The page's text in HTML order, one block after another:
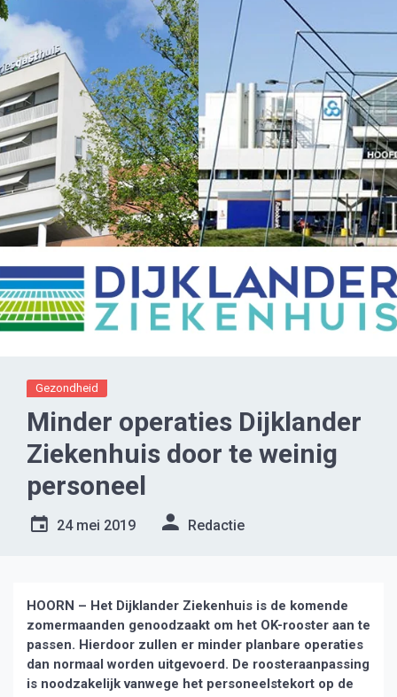
Gezondheid
Minder operaties Dijklander
Ziekenhuis door te weinig
personeel
24 mei 2019 Redactie
HOORN – Het Dijklander Ziekenhuis is de komende
zomermaanden genoodzaakt om het OK-rooster aan te
passen. Hierdoor zullen er minder planbare operaties
dan normaal worden uitgevoerd. De roosteraanpassing
is noodzakelijk vanwege het personeelstekort op de